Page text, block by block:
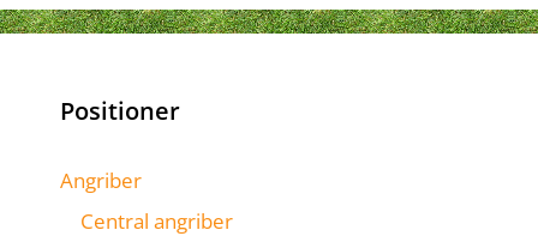
Positioner
Angriber
Central angriber